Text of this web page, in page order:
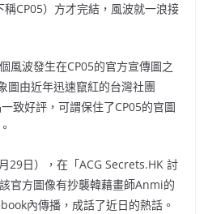
CP05）方才完結，風波就一浪接
風波發生在CP05的官方宣傳圖之
圖由近年迅速竄紅的台灣社團
致好評，可謂保住了CP05的官圖
29日），在「ACG Secrets.HK 討
官方圖像有抄襲韓藉畫師Anmi的
內傳播，成話了近日的熱話。